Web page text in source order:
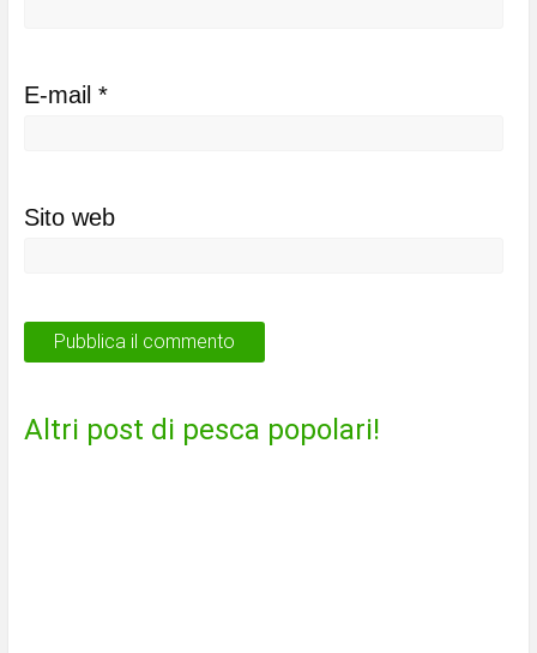
E-mail *
Sito web
Altri post di pesca popolari!